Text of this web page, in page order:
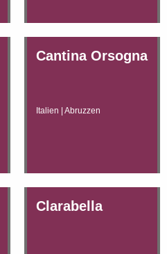
Cantina Orsogna
Italien | Abruzzen
Clarabella